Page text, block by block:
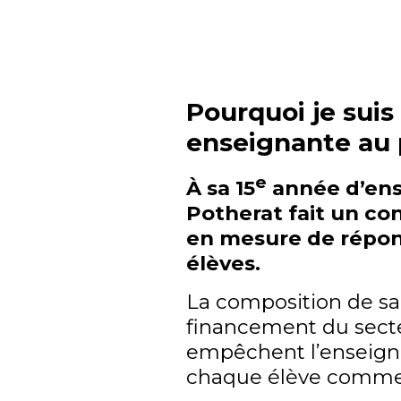
Pourquoi je
enseignante au
À sa 15e année
Potherat fait un
en mesure de
élèves.
La composition de
financement du
empêchent
chaque élève